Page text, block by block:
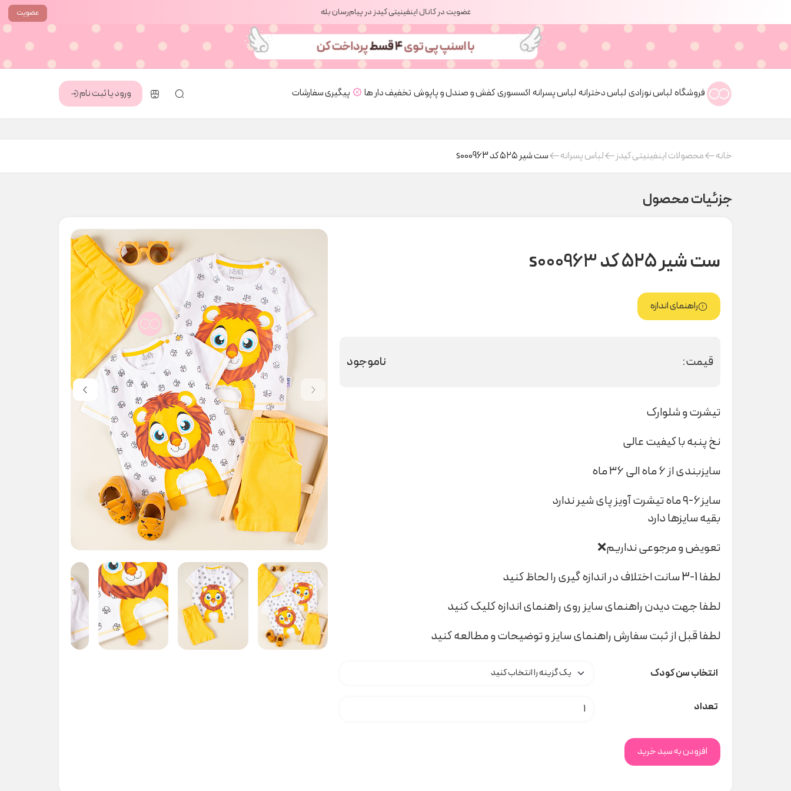
عضویت عضویت در کانال اینفینیتی کیدز در پیام‌رسان بله
فروشگاه لباس نوزادی لباس دخترانه لباس پسرانه اکسسوریکفش و صندل و پاپوش تخفیف دار ها پیگیری سفارشات ورود یا ثبت نام
خانه محصولات اینفینیتی کیدز لباس پسرانه ست شیر ۵۲۵ کد s000963
جزئیات محصول
ست شیر ۵۲۵ کد s000963
راهنمای اندازه
قیمت: ناموجود
تیشرت و شلوارک
نخ پنبه با کیفیت عالی
سایزبندی از ۶ ماه الی ۳۶ ماه
سایز۶-۹ ماه تیشرت آویز پای شیر ندارد
بقیه سایزها دارد
تعویض و مرجوعی نداریم❌
لطفا 1-3 سانت اختلاف در اندازه گیری را لحاظ کنید
لطفا جهت دیدن راهنمای سایز روی راهنمای اندازه کلیک کنید
لطفا قبل از ثبت سفارش راهنمای سایز و توضیحات و مطالعه کنید
انتخاب سن کودک
تعداد ست شیر ۵۲۵ کد s000963 عدد
افزودن به سبد خرید